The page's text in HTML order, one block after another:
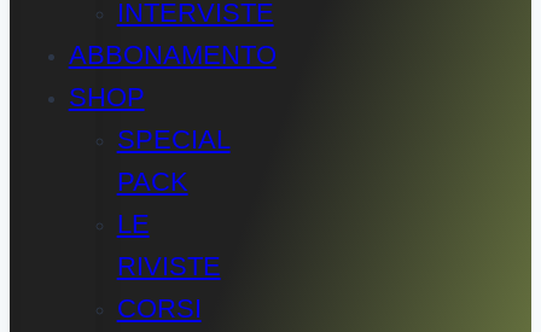
INTERVISTE
ABBONAMENTO
SHOP
SPECIAL
PACK
LE
RIVISTE
CORSI